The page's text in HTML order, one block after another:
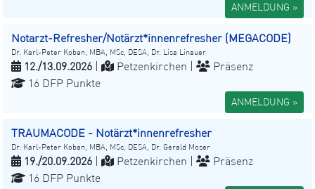
ANMELDUNG »
Notarzt-Refresher/Notärzt*innenrefresher (MEGACODE)
Dr. Karl-Peter Koban, MBA, MSc, DESA, Dr. Lisa Linauer
12./13.09.2026 Petzenkirchen |
Präsenz
16 DFP Punkte
ANMELDUNG »
TRAUMACODE - Notärzt*innenrefresher
Dr. Karl-Peter Koban, MBA, MSc, DESA, Dr. Gerald Moser
19./20.09.2026 Petzenkirchen |
Präsenz
16 DFP Punkte